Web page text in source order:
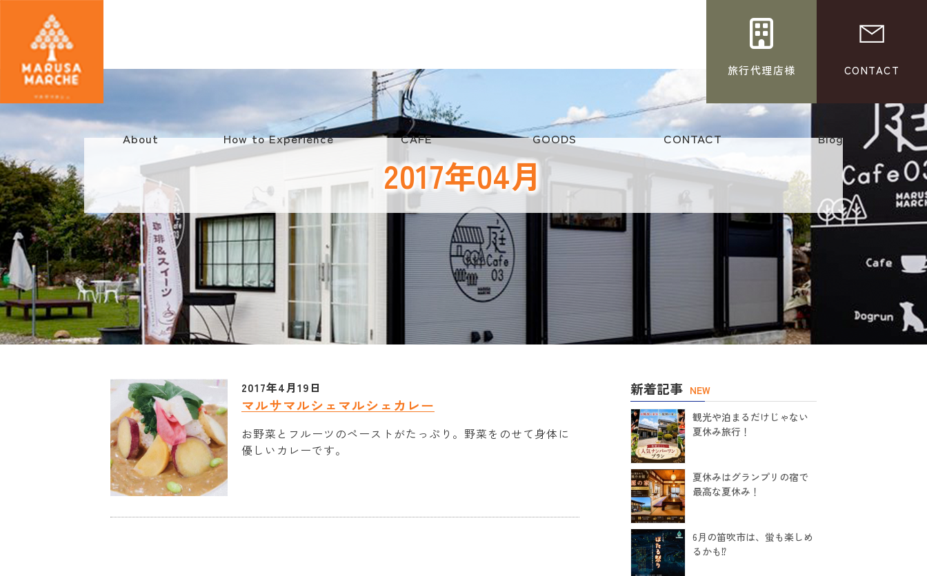
旅行代理店様 CONTACT
About How to Experience CAFE GOODS CONTACT Blog
2017年04月
2017年4月19日
マルサマルシェマルシェカレー
お野菜とフルーツのペーストがたっぷり。野菜をのせて身体に
優しいカレーです。
新着記事 NEW
観光や泊まるだけじゃない
夏休み旅行！
夏休みはグランプリの宿で
最高な夏休み！
6月の笛吹市は、蛍も楽しめ
るかも⁉️